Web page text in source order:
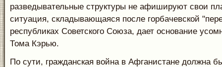
разведывательные структуры не афишируют свои
ситуация, складывающаяся после горбачевской
республиках Советского Союза, дает основание
Тома Кэрью.
По сути, гражданская война в Афганистане должна